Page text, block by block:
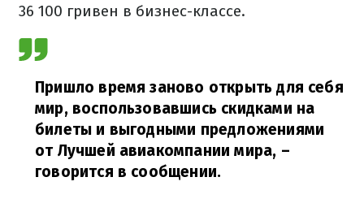
36 100 гривен в бизнес-классе.
Пришло время заново открыть для себя
мир, воспользовавшись скидками на
билеты и выгодными предложениями
от Лучшей авиакомпании мира, –
говорится в сообщении.